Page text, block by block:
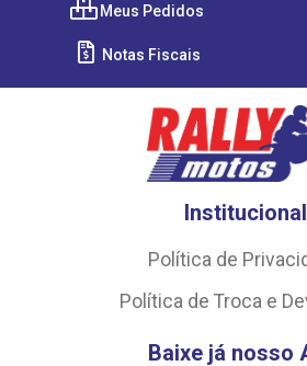
Meus Pedidos
Notas Fiscais
Institucional
Política de
Política de Troca e
Baixe já nosso